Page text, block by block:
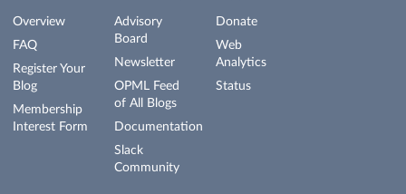
Overview
FAQ
Register Your
Blog
Membership
Interest Form
Advisory
Board
Newsletter
OPML Feed
of All Blogs
Documentation
Slack
Community
Donate
Web
Analytics
Status